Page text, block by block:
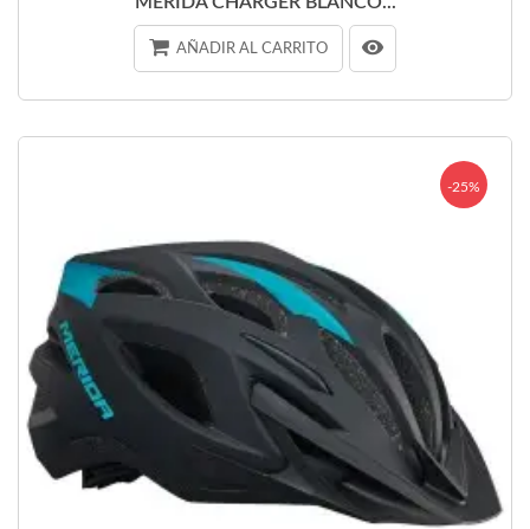
AÑADIR AL CARRITO
-25%